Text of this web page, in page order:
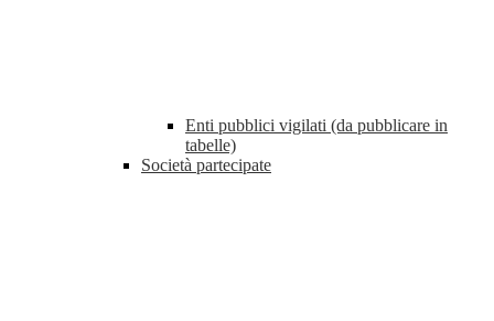
Enti pubblici vigilati (da pubblicare in
tabelle)
Società partecipate